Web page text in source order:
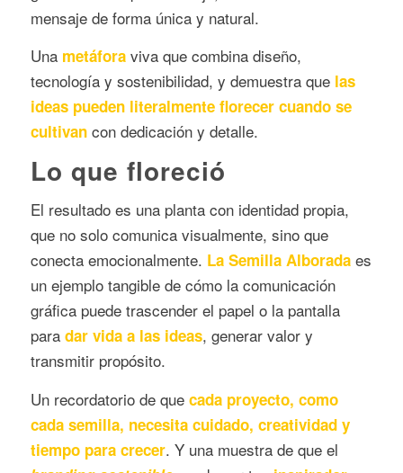
mensaje de forma única y natural.
Una metáforaviva que combina diseño,
tecnología y sostenibilidad, y demuestra que las
ideas pueden literalmente florecer cuando se
cultivancon dedicación y detalle.
Lo que floreció
El resultado es una planta con identidad propia,
que no solo comunica visualmente, sino que
conecta emocionalmente. La Semilla Alboradaes
un ejemplo tangible de cómo la comunicación
gráfica puede trascender el papel o la pantalla
para dar vida a las ideas, generar valor y
transmitir propósito.
Un recordatorio de que cada proyecto, como
cada semilla, necesita cuidado, creatividad y
tiempo para crecer. Y una muestra de que el